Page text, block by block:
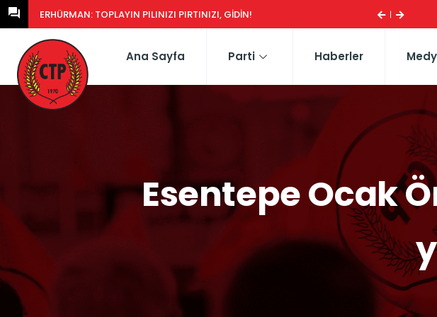
ERHÜRMAN: TOPLAYIN PILINIZI PIRTINIZI, GIDIN!
Ana Sayfa Parti Haberler
Esentepe Ocak